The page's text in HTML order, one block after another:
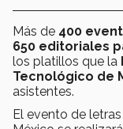
Más de 400
650 editoriales
los platillos que la
Tecnológico de
asistentes.
El evento de